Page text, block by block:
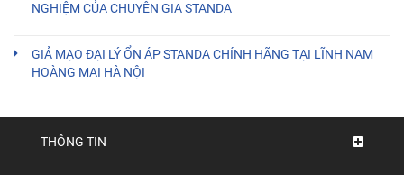
NGHIỆM CỦA CHUYÊN GIA STANDA
GIẢ MẠO ĐẠI LÝ ỔN ÁP STANDA CHÍNH HÃNG TẠI LĨNH NAM
HOÀNG MAI HÀ NỘI
THÔNG TIN